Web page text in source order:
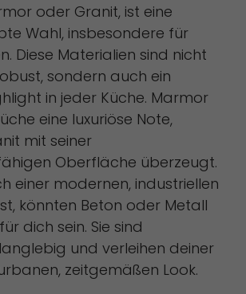
oder Granit, ist eine
Wahl, insbesondere für
Diese Materialien sind nicht
sondern auch ein
in jeder Küche. Marmor
eine luxuriöse Note,
mit seiner
Oberfläche überzeugt.
einer modernen, industriellen
könnten Beton oder Metall
dich sein. Sie sind
und verleihen deiner
zeitgemäßen Look.